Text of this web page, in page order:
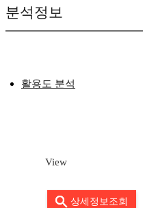
분석정보
활용도 분석
View
상세정보조회